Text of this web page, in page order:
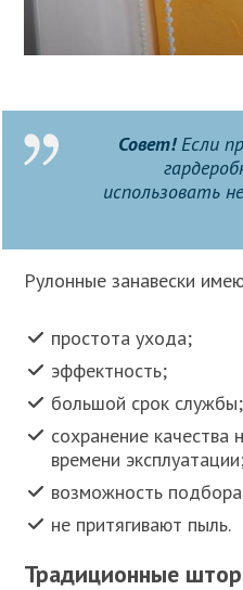
Совет!Если
использовать
Рулонные занавески
простота ухода;
эффектность;
большой срок службы;
сохранение качества
времени
возможность
не притягивают пыль.
Традиционные